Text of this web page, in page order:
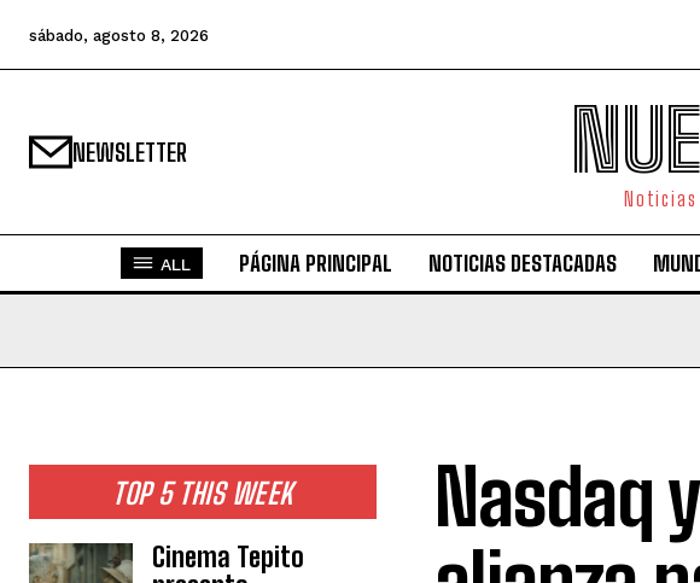
sábado, agosto 8, 2026
NEWSLETTER
Noticias
ALL PÁGINA PRINCIPAL NOTICIAS DESTACADAS
TOP 5 THIS WEEK
Cinema Tepito
Nasdaq